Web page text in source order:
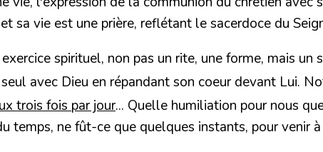
sa vie est une prière, reflétant le sacerdoce du
spirituel, non pas un rite, une forme, mais
avec Dieu en répandant son coeur devant Lui.
trois fois par jour... Quelle humiliation pour nous
temps, ne fût-ce que quelques instants, pour venir